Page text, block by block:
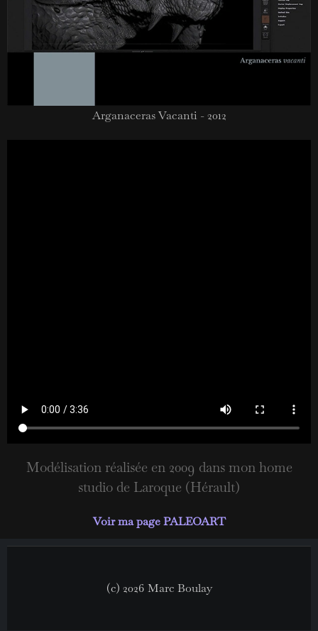
Arganaceras Vacanti - 2012
Modélisation réalisée en 2009 dans mon home
studio de Laroque (Hérault)
Voir ma page PALEOART
(c) 2026 Marc Boulay